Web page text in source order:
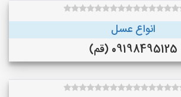
انواع عسل
09198495125 (قم)